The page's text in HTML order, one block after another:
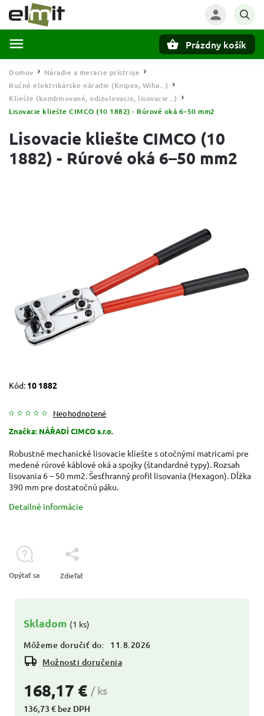
Prázdny košík
Domov / Náradie a meracie prístroje /
Ručné elektrikárske náradie (Knipex, Wiha...) /
Kliešte (kombinované, odizolovacie, lisovacie...) /
Lisovacie kliešte CIMCO (10 1882) - Rúrové oká 6–50 mm2
Lisovacie kliešte CIMCO (10
1882) - Rúrové oká 6–50 mm2
Kód: 10 1882
Neohodnotené
Značka: NÁŘADÍ CIMCO s.r.o.
168,17 €/ ks
136,73 € bez DPH
Skladom (1 ks)
Môžeme doručiť do:
11.8.2026
Možnosti doručenia
Robustné mechanické lisovacie kliešte s otočnými matricami pre
medené rúrové káblové oká a spojky (štandardné typy). Rozsah
lisovania 6 – 50 mm2. Šesťhranný profil lisovania (Hexagon). Dĺžka
390 mm pre dostatočnú páku.
Detailné informácie
Opýtať sa Zdieľať